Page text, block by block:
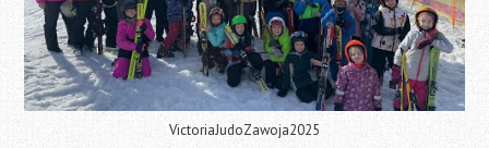
VictoriaJudoZawoja2025